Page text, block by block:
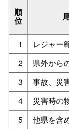
順
位
1
レジャー
2
県外から
3
事故、災
4
災害時の
5
他県を含